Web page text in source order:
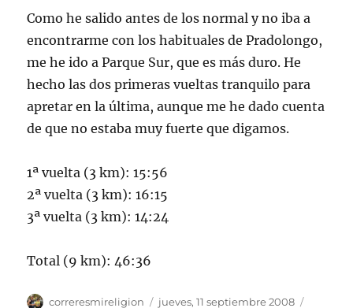
Como he salido antes de los normal y no iba a
encontrarme con los habituales de Pradolongo,
me he ido a Parque Sur, que es más duro. He
hecho las dos primeras vueltas tranquilo para
apretar en la última, aunque me he dado cuenta
de que no estaba muy fuerte que digamos.
1ª vuelta (3 km): 15:56
2ª vuelta (3 km): 16:15
3ª vuelta (3 km): 14:24
Total (9 km): 46:36
Autor
correresmireligion
Publicado
jueves, 11 septiembre 2008